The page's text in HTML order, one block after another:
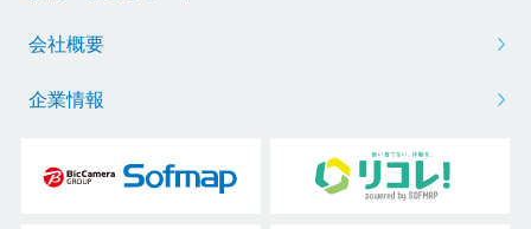
会社概要
企業情報